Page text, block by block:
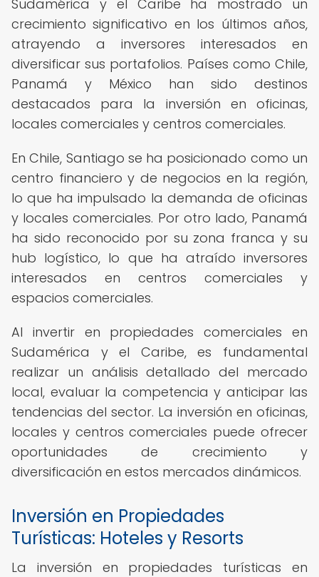
Sudamérica y el Caribe ha mostrado un
crecimiento significativo en los últimos años,
atrayendo a inversores interesados en
diversificar sus portafolios. Países como Chile,
Panamá y México han sido destinos
destacados para la inversión en oficinas,
locales comerciales y centros comerciales.
En Chile, Santiago se ha posicionado como un
centro financiero y de negocios en la región,
lo que ha impulsado la demanda de oficinas
y locales comerciales. Por otro lado, Panamá
ha sido reconocido por su zona franca y su
hub logístico, lo que ha atraído inversores
interesados en centros comerciales y
espacios comerciales.
Al invertir en propiedades comerciales en
Sudamérica y el Caribe, es fundamental
realizar un análisis detallado del mercado
local, evaluar la competencia y anticipar las
tendencias del sector. La inversión en oficinas,
locales y centros comerciales puede ofrecer
oportunidades de crecimiento y
diversificación en estos mercados dinámicos.
Inversión en Propiedades
Turísticas: Hoteles y Resorts
La inversión en propiedades turísticas en